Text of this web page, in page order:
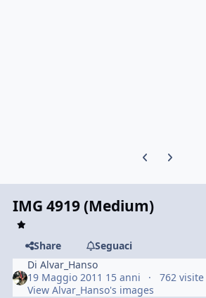
Previous
Next
IMG 4919 (Medium)
Share
Seguaci
DiAlvar_Hanso
19 Maggio 2011 15 anni
762 visite
View Alvar_Hanso's images